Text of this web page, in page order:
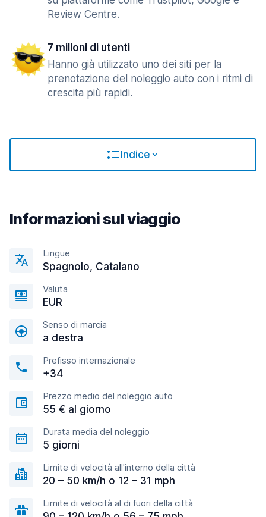
Review Centre.
7 milioni di utenti
Hanno già utilizzato uno dei siti per la
prenotazione del noleggio auto con i ritmi di
crescita più rapidi.
Indice
Informazioni sul viaggio
Lingue
Spagnolo, Catalano
Valuta
EUR
Senso di marcia
a destra
Prefisso internazionale
+34
Prezzo medio del noleggio auto
55 € al giorno
Durata media del noleggio
5 giorni
Limite di velocità all'interno della città
20 – 50 km/h o 12 – 31 mph
Limite di velocità al di fuori della città